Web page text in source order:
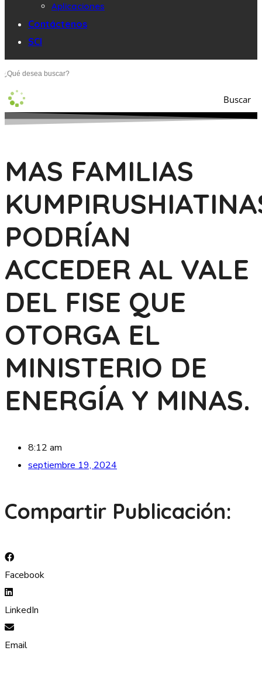
Aplicaciones
Contáctenos
SCI
Buscar
MAS FAMILIAS
PODRÍAN
ACCEDER AL VALE
DEL FISE QUE
OTORGA EL
MINISTERIO DE
ENERGÍA Y MINAS.
8:12 am
septiembre 19, 2024
Compartir Publicación:
Facebook
LinkedIn
Email